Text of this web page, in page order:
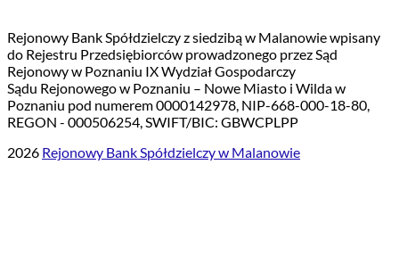
Rejonowy Bank Spółdzielczy z siedzibą w Malanowie wpisany
do Rejestru Przedsiębiorców prowadzonego przez Sąd
Rejonowy w Poznaniu IX Wydział Gospodarczy
Sądu Rejonowego w Poznaniu – Nowe Miasto i Wilda w
Poznaniu pod numerem 0000142978, NIP-668-000-18-80,
REGON - 000506254, SWIFT/BIC: GBWCPLPP
2026 Rejonowy Bank Spółdzielczy w Malanowie